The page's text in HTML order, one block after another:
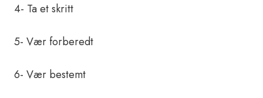
4- Ta et skritt
5- Vær forberedt
6- Vær bestemt